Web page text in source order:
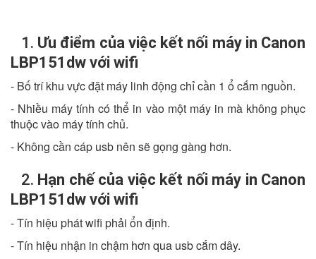
1. Ưu điểm của việc kết nối máy in Canon
LBP151dw với wifi
- Bố trí khu vực đặt máy linh động chỉ cần 1 ổ cắm nguồn.
- Nhiều máy tính có thể in vào một máy in mà không phục
thuộc vào máy tính chủ.
- Không cần cáp usb nên sẽ gọng gàng hơn.
2. Hạn chế của việc kết nối máy in Canon
LBP151dw với wifi
- Tín hiệu phát wifi phải ổn định.
- Tín hiệu nhận in chậm hơn qua usb cắm dây.